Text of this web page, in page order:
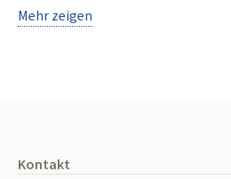
Mehr zeigen
Kontakt